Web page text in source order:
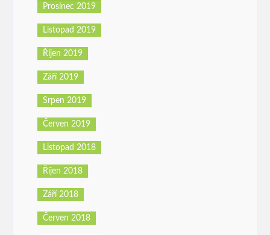
Prosinec 2019
Listopad 2019
Říjen 2019
Září 2019
Srpen 2019
Červen 2019
Listopad 2018
Říjen 2018
Září 2018
Červen 2018